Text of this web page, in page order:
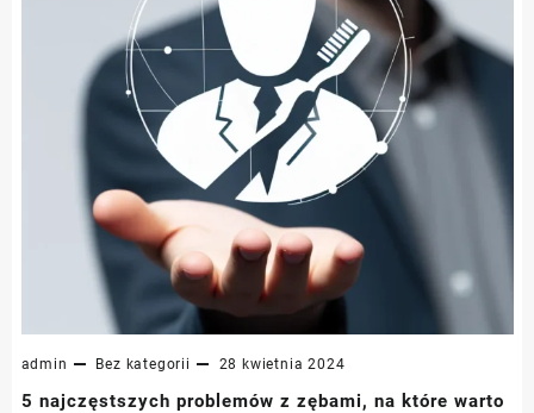
admin Bez kategorii 28 kwietnia 2024
5 najczęstszych problemów z zębami, na które warto